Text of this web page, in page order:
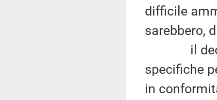
difficile
sarebbero,
il
specifiche
in